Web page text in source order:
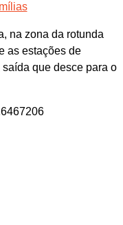
na zona da rotunda
as estações de
que desce para o